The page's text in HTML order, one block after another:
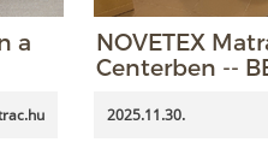
a
NOVETEX
Centerben --
2025.11.30.